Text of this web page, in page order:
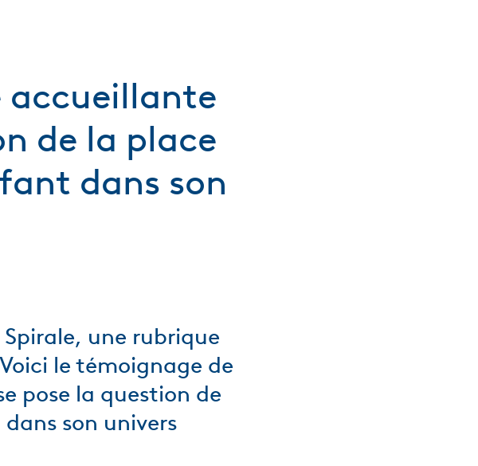
accueillante
de la place
dans son
une rubrique
le témoignage de
pose la question de
son univers